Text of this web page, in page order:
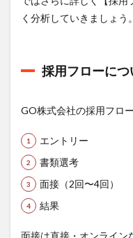
く分析していきましょう。
採用フローにつ
GO株式会社の採用フロ
エントリー
書類選考
面接（2回〜4回）
結果
面接は直接・オンライン